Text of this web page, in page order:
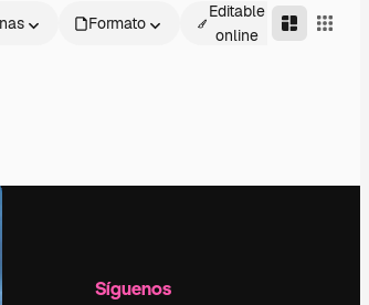
Formato
Editable
online
Síguenos